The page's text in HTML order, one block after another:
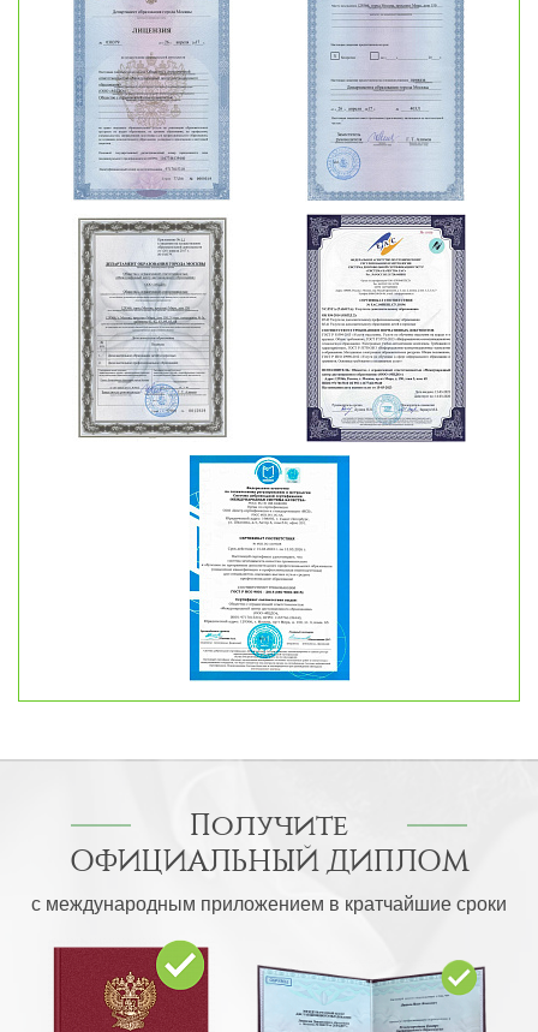
Получите
ОФИЦИАЛЬНЫЙ ДИПЛОМ
с международным приложением в кратчайшие сроки